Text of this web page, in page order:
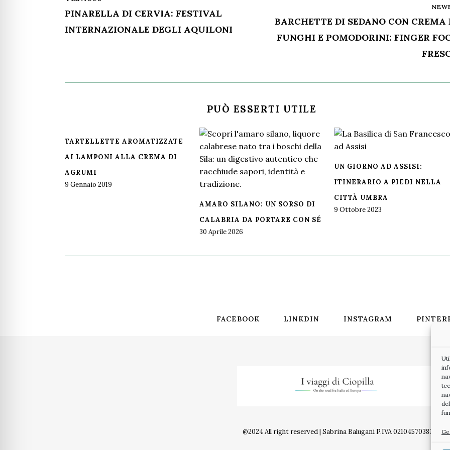
PINARELLA DI CERVIA: FESTIVAL
INTERNAZIONALE DEGLI AQUILONI
BARCHETTE DI SEDANO CON CREMA
FUNGHI E POMODORINI: FINGER
PUÒ ESSERTI UTILE
TARTELLETTE AROMATIZZATE
AI LAMPONI ALLA CREMA DI
AGRUMI
9 Gennaio 2019
AMARO SILANO: UN SORSO DI
CALABRIA DA PORTARE CON SÉ
30 Aprile 2026
UN GIORNO AD ASSISI:
ITINERARIO A PIEDI NELLA
CITTÀ UMBRA
9 Ottobre 2023
FACEBOOK LINKDIN INSTAGRAM
@2024 All right reserved | Sabrina Balugani P.IVA 02104570383